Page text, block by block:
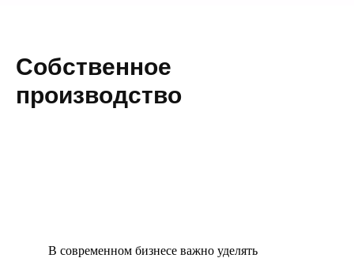
Собственное
производство
В современном бизнесе важно уделять